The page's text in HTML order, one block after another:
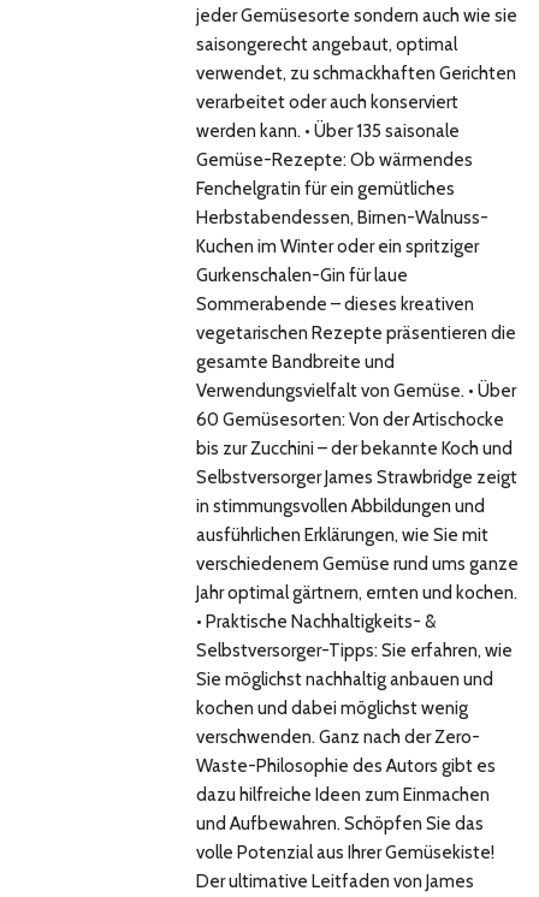
jeder Gemüsesorte sondern auch wie sie
saisongerecht angebaut, optimal
verwendet, zu schmackhaften Gerichten
verarbeitet oder auch konserviert
werden kann. • Über 135 saisonale
Gemüse-Rezepte: Ob wärmendes
Fenchelgratin für ein gemütliches
Herbstabendessen, Birnen-Walnuss-
Kuchen im Winter oder ein spritziger
Gurkenschalen-Gin für laue
Sommerabende – dieses kreativen
vegetarischen Rezepte präsentieren die
gesamte Bandbreite und
Verwendungsvielfalt von Gemüse. • Über
60 Gemüsesorten: Von der Artischocke
bis zur Zucchini – der bekannte Koch und
Selbstversorger James Strawbridge zeigt
in stimmungsvollen Abbildungen und
ausführlichen Erklärungen, wie Sie mit
verschiedenem Gemüse rund ums ganze
Jahr optimal gärtnern, ernten und kochen.
• Praktische Nachhaltigkeits- &
Selbstversorger-Tipps: Sie erfahren, wie
Sie möglichst nachhaltig anbauen und
kochen und dabei möglichst wenig
verschwenden. Ganz nach der Zero-
Waste-Philosophie des Autors gibt es
dazu hilfreiche Ideen zum Einmachen
und Aufbewahren. Schöpfen Sie das
volle Potenzial aus Ihrer Gemüsekiste!
Der ultimative Leitfaden von James